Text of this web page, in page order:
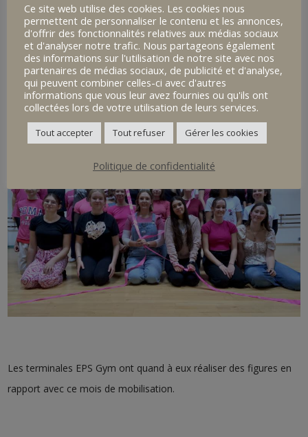
Les terminales EPS Gym ont quand à eux réaliser des figures en
rapport avec ce mois de mobilisation.
Ce site web utilise des cookies. Les cookies nous
permettent de personnaliser le contenu et les annonces,
d'offrir des fonctionnalités relatives aux médias sociaux
et d'analyser notre trafic. Nous partageons également
des informations sur l'utilisation de notre site avec nos
partenaires de médias sociaux, de publicité et d'analyse,
qui peuvent combiner celles-ci avec d'autres
informations que vous leur avez fournies ou qu'ils ont
collectées lors de votre utilisation de leurs services.
Tout accepter Tout refuser Gérer les cookies
Politique de confidentialité